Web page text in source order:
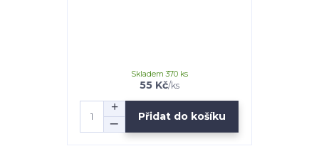
55 Kč/ks
Skladem 370 ks
Přidat do košíku